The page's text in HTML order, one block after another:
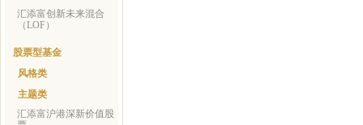
汇添富创新未来混合
（LOF）
股票型基金
风格类
主题类
汇添富沪港深新价值股